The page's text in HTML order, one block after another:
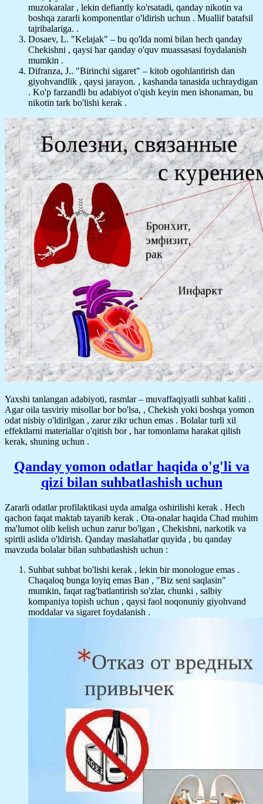
muzokaralar , lekin defiantly ko'rsatadi, qanday nikotin va
boshqa zararli komponentlar o'ldirish uchun . Muallif batafsil
tajribalariga. .
Dosaev, L. "Kelajak" – bu qo'lda nomi bilan hech qanday
Chekishni , qaysi har qanday o'quv muassasasi foydalanish
mumkin .
Difranza, J.. "Birinchi sigaret" – kitob ogohlantirish dan
giyohvandlik , qaysi jarayon. , kashanda tanasida uchraydigan
. Ko'p farzandli bu adabiyot o'qish keyin men ishonaman, bu
nikotin tark bo'lishi kerak .
Yaxshi tanlangan adabiyoti, rasmlar – muvaffaqiyatli suhbat kaliti .
Agar oila tasviriy misollar bor bo'lsa, , Chekish yoki boshqa yomon
odat nisbiy o'ldirilgan , zarur zikr uchun emas . Bolalar turli xil
effektlarni materiallar o'qitish bor , har tomonlama harakat qilish
kerak, shuning uchun .
Qanday yomon odatlar haqida o'g'li va
qizi bilan suhbatlashish uchun
Zararli odatlar profilaktikasi uyda amalga oshirilishi kerak . Hech
qachon faqat maktab tayanib kerak . Ota-onalar haqida Chad muhim
ma'lumot olib kelish uchun zarur bo'lgan , Chekishni, narkotik va
spirtli aslida o'ldirish. Qanday maslahatlar quyida , bu qanday
mavzuda bolalar bilan suhbatlashish uchun :
Suhbat suhbat bo'lishi kerak , lekin bir monologue emas .
Chaqaloq bunga loyiq emas Ban , "Biz seni saqlasin"
mumkin, faqat rag'batlantirish so'zlar, chunki , salbiy
kompaniya topish uchun , qaysi faol noqonuniy giyohvand
moddalar va sigaret foydalanish .